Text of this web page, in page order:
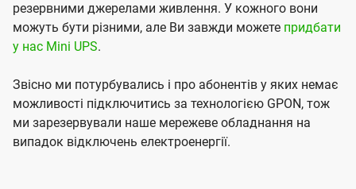
резервними джерелами живлення. У кожного вони
можуть бути різними, але Ви завжди можете придбати
у нас Mini UPS.
Звісно ми потурбувались і про абонентів у яких немає
можливості підключитись за технологією GPON, тож
ми зарезервували наше мережеве обладнання на
випадок відключень електроенергії.